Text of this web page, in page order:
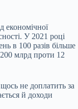
економічної
У 2021 році
в 100 разів більше
млрд проти 12
не доплатить за
й доходи